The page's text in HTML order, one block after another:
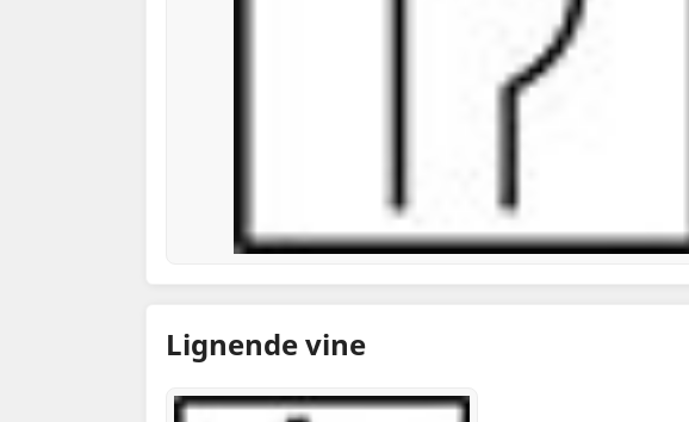
Lignende vine